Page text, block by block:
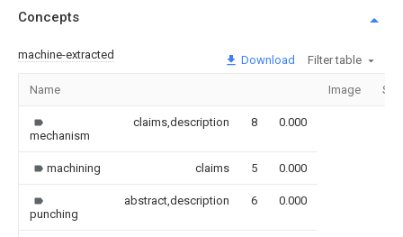
Concepts
machine-extracted Download Filter table
Name Image
mechanism
claims,description 8 0.000
machining claims 5 0.000
punching
abstract,description 6 0.000